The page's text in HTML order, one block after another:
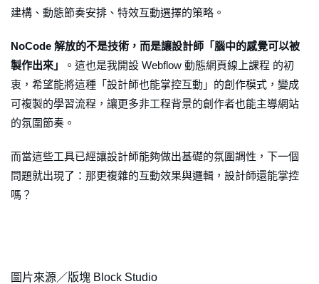
建構、動態節奏安排、特效互動選擇的策略。
NoCode 解放的不是技術，而是讓設計師「腦中的感覺可以被
製作出來」
。這也是我開設 Webflow 動態網頁線上課程 的初
衷，希望能將這種「設計師也能掌控互動」的創作模式，變成
可複製的學習流程，讓更多非工程背景的創作者也能主導網站
的氛圍節奏。
而當這些工具已經讓設計師能夠做出基礎的氛圍調性，下一個
問題就出現了：那更複雜的互動效果與邏輯，設計師還能掌控
嗎？
圖片來源／版塊 Block Studio